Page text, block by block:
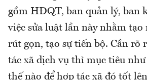
gồm HĐQT, ban quản lý, ban
việc sửa luật lần này nhằm tạo
rút gọn, tạo sự tiến bộ. Cần rõ
tác xã dịch vụ thì mục tiêu
thế nào để hợp tác xã đó tốt